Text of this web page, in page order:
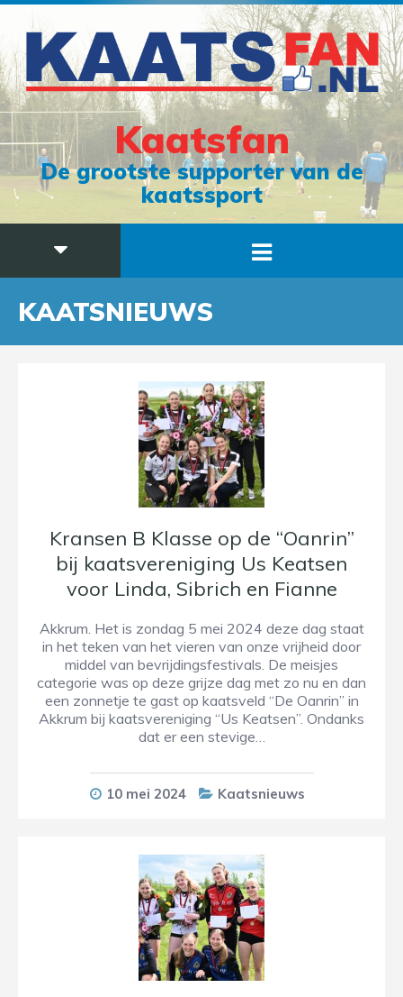
Kaatsfan
De grootste supporter van de
kaatssport
KAATSNIEUWS
Kransen B Klasse op de “Oanrin”
bij kaatsvereniging Us Keatsen
voor Linda, Sibrich en Fianne
Akkrum. Het is zondag 5 mei 2024 deze dag staat
in het teken van het vieren van onze vrijheid door
middel van bevrijdingsfestivals. De meisjes
categorie was op deze grijze dag met zo nu en dan
een zonnetje te gast op kaatsveld “De Oanrin” in
Akkrum bij kaatsvereniging “Us Keatsen”. Ondanks
dat er een stevige…
10 mei 2024 Kaatsnieuws